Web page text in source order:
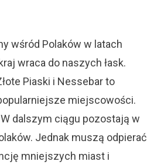
wśród Polaków w latach
wraca do naszych łask.
Piaski i Nessebar to
miejscowości.
dalszym ciągu pozostają w
Jednak muszą odpierać
mniejszych miast i